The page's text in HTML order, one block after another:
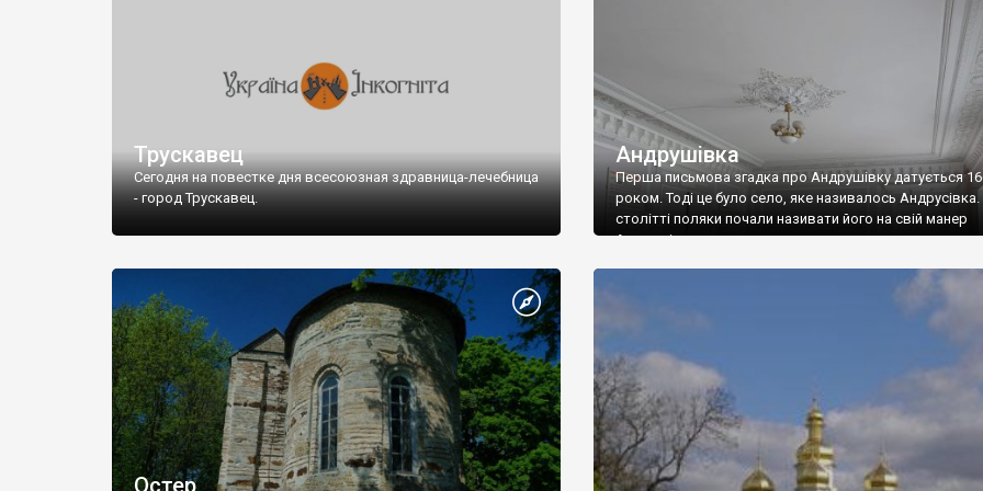
Трускавец
Сегодня на повестке дня всесоюзная здравница-лечебница
- город Трускавец.
Андрушівка
Перша письмова згадка про Андрушівку датується
роком. Тоді це було село, яке називалось Андрусівка.
столітті поляки почали називати його на свій манер
Андрушівкою.